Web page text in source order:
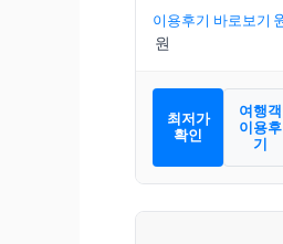
이용후기 바로보기
최저가
확인
여행객
이용후
기